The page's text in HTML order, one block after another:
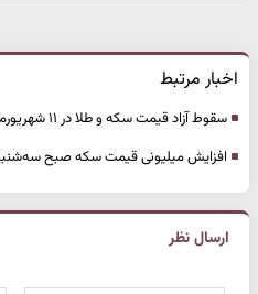
اخبار مرتبط
سقوط آزاد قیمت سکه و طلا در ۱۱ شهریورماه ۱۴۰۴ | گزارش کامل بازار
افزایش میلیونی قیمت سکه صبح سه‌شنبه ۴ شهریور
ارسال نظر